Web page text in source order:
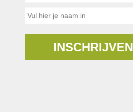
INSCHRIJVEN